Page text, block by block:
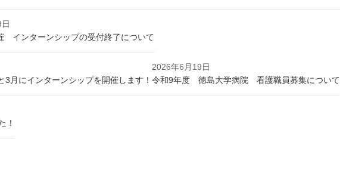
インターンシップの受付終了について
月にインターンシップを開催します！
2026年6月19日
令和9年度 徳島大学病院 看護職員募集について
！